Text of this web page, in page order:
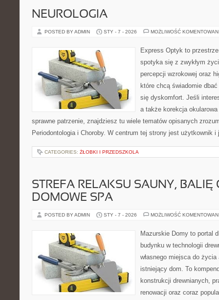
NEUROLOGIA
POSTED BY ADMIN STY - 7 - 2026 MOŻLIWOŚĆ
Express Optyk to
spotyka się z zwykłym
percepcji wzrokowej oraz
które chcą świadomie
się dyskomfort. Jeśli
a także korekcja
sprawne patrzenie, znajdziesz tu wiele tematów opisanych
Periodontologia i Choroby. W centrum tej strony jest użytkownik
CATEGORIES: ŻŁOBKI I PRZEDSZKOLA
STREFA RELAKSU SAUNY, BALIĘ
DOMOWE SPA
POSTED BY ADMIN STY - 7 - 2026 MOŻLIWOŚĆ
Mazurskie Domy to portal
budynku w technologii
własnego miejsca do
istniejący dom. To
konstrukcji drewnianych,
renowacji oraz coraz